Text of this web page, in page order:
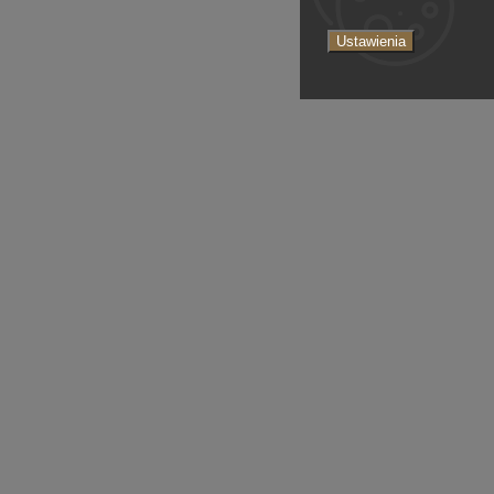
Ustawienia